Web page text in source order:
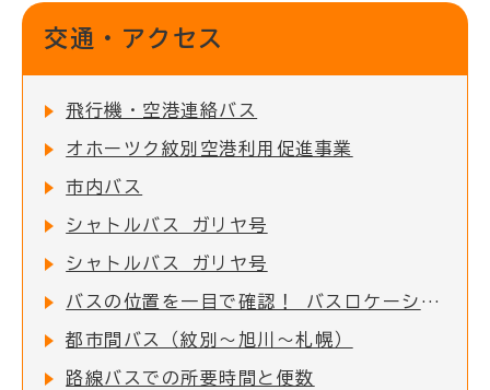
交通・アクセス
飛行機・空港連絡バス
オホーツク紋別空港利用促進事業
市内バス
シャトルバス ガリヤ号
シャトルバス ガリヤ号
バスの位置を一目で確認！ バスロケーションシステムについて
都市間バス（紋別～旭川～札幌）
路線バスでの所要時間と便数